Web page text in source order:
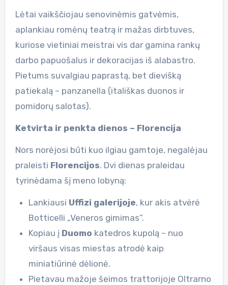
Lėtai vaikščiojau senovinėmis gatvėmis,
aplankiau romėnų teatrą ir mažas dirbtuves,
kuriose vietiniai meistrai vis dar gamina rankų
darbo papuošalus ir dekoracijas iš alabastro.
Pietums suvalgiau paprastą, bet dievišką
patiekalą – panzanella (itališkas duonos ir
pomidorų salotas).
Ketvirta ir penkta dienos – Florencija
Nors norėjosi būti kuo ilgiau gamtoje, negalėjau
praleisti Florencijos. Dvi dienas praleidau
tyrinėdama šį meno lobyną:
Lankiausi Uffizi galerijoje, kur akis atvėrė
Botticelli „Veneros gimimas“.
Kopiau į Duomo katedros kupolą – nuo
viršaus visas miestas atrodė kaip
miniatiūrinė dėlionė.
Pietavau mažoje šeimos trattorijoje Oltrarno